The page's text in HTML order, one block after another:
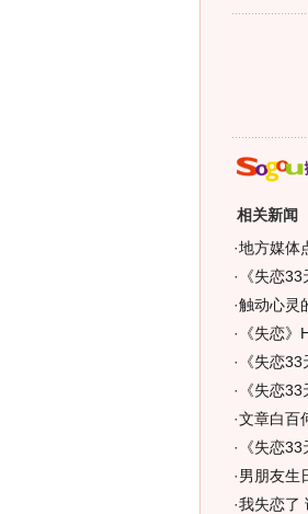
相关新闻
·地方媒体
· 《失恋
·触动心灵
· 《失恋
· 《失恋
· 《失恋
·文章白百
· 《失恋
·男朋友生
·我失恋了